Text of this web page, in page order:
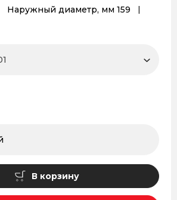
Наружный диаметр, мм 159
В корзину